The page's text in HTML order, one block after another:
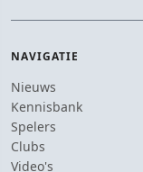
NAVIGATIE
Nieuws
Kennisbank
Spelers
Clubs
Video's